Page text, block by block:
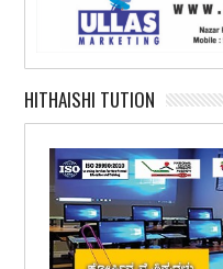
HITHAISHI TUTION